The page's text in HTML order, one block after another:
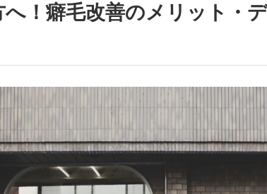
！癖毛改善のメリット・